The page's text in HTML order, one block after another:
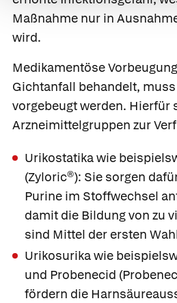
Maßnahme nur in
wird.
Medikamentöse
Gichtanfall behandelt,
vorgebeugt werden. Hierfür
Arzneimittelgruppen zur
Urikostatika wie
(Zyloric®): Sie sorgen
Purine im Stoffwechsel
damit die Bildung von zu
sind Mittel der ersten
Urikosurika wie
und Probenecid (
fördern die